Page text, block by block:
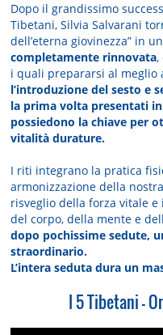
Dopo il grandissimo
Tibetani, Silvia Salvarani
dell’eterna giovinezza” in
completamente rinnovata,
i quali prepararsi al meglio
l’introduzione del sesto e
la prima volta presentati
possiedono la chiave per
vitalità durature.
I riti integrano la pratica
armonizzazione della
risveglio della forza vitale
del corpo, della mente e
dopo pochissime sedute,
straordinario.
L’intera seduta dura un
I 5 Tibetani -